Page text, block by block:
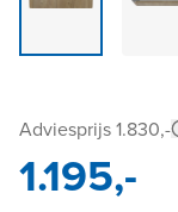
Adviesprijs 1.830,-
1.195,-